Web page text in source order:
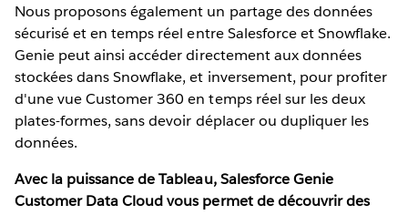
Nous proposons également un partage des données
sécurisé et en temps réel entre Salesforce et Snowflake.
Genie peut ainsi accéder directement aux données
stockées dans Snowflake, et inversement, pour profiter
d'une vue Customer 360 en temps réel sur les deux
plates-formes, sans devoir déplacer ou dupliquer les
données.
Avec la puissance de Tableau, Salesforce Genie
Customer Data Cloud vous permet de découvrir des